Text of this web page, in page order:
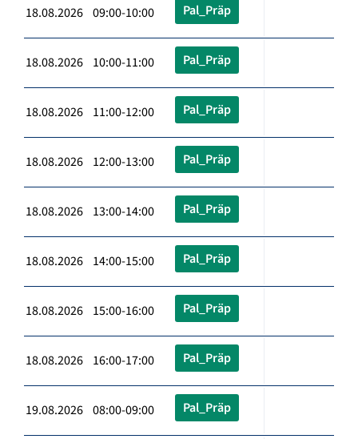
18.08.2026 09:00-10:00 Pal_Präp
18.08.2026 10:00-11:00 Pal_Präp
18.08.2026 11:00-12:00 Pal_Präp
18.08.2026 12:00-13:00 Pal_Präp
18.08.2026 13:00-14:00 Pal_Präp
18.08.2026 14:00-15:00 Pal_Präp
18.08.2026 15:00-16:00 Pal_Präp
18.08.2026 16:00-17:00 Pal_Präp
19.08.2026 08:00-09:00 Pal_Präp